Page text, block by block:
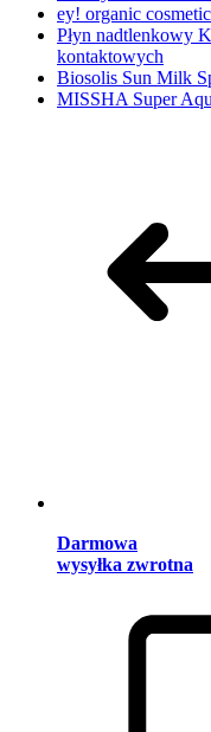
ey! organic
Płyn nadtlenkowy
kontaktowych
Biosolis Sun Milk
MISSHA Super
Darmowa
wysyłka zwrotna